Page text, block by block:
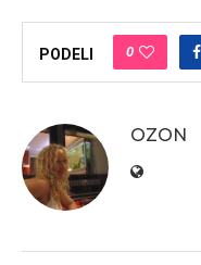
PODELI 0
OZON